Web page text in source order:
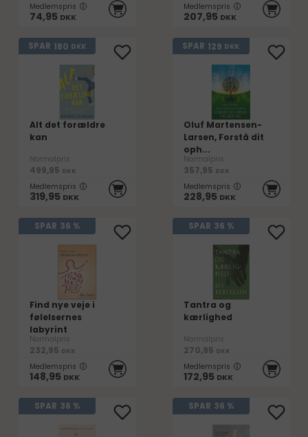
Medlemspris
74,95 DKK
Medlemspris
207,95 DKK
SPAR 180 DKK
Alt det forældre
kan
Normalpris
499,95 DKK
Medlemspris
319,95 DKK
SPAR 129 DKK
Oluf Martensen-
Larsen, Forstå dit
oph...
Normalpris
357,95 DKK
Medlemspris
228,95 DKK
SPAR 36 %
Find nye veje i
følelsernes
labyrint
Normalpris
232,95 DKK
Medlemspris
148,95 DKK
SPAR 36 %
Tantra og
kærlighed
Normalpris
270,95 DKK
Medlemspris
172,95 DKK
SPAR 36 % SPAR 36 %